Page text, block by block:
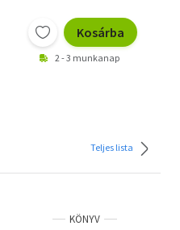
Kosárba
2 - 3 munkanap
Teljes lista
KÖNYV